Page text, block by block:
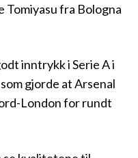
Tomiyasu fra Bologna
inntrykk i Serie A i
gjorde at Arsenal
London for rundt